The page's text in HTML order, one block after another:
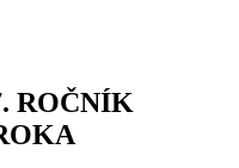
ROČNÍK